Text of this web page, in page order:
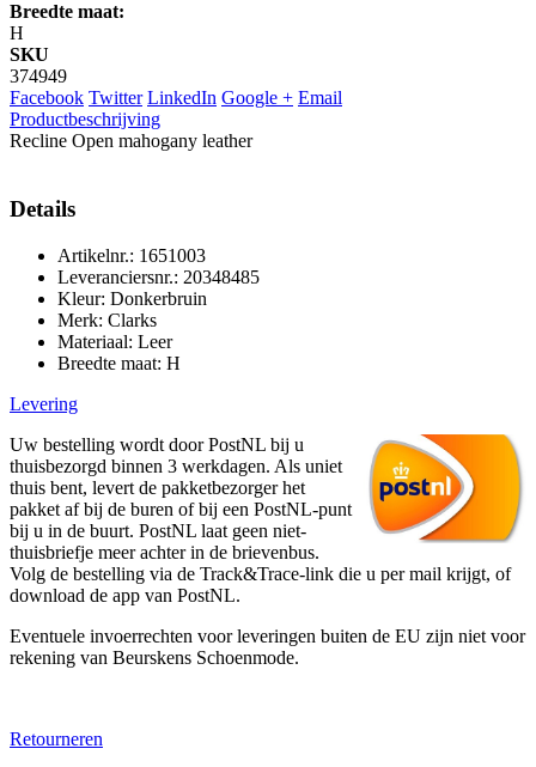
Breedte maat:
H
SKU
374949
Facebook Twitter LinkedIn Google + Email
Productbeschrijving
Recline Open mahogany leather
Details
Artikelnr.: 1651003
Leveranciersnr.: 20348485
Kleur: Donkerbruin
Merk: Clarks
Materiaal: Leer
Breedte maat: H
Levering
Uw bestelling wordt door PostNL bij u
thuisbezorgd binnen 3 werkdagen. Als uniet
thuis bent, levert de pakketbezorger het
pakket af bij de buren of bij een PostNL-punt
bij u in de buurt. PostNL laat geen niet-
thuisbriefje meer achter in de brievenbus.
Volg de bestelling via de Track&Trace-link die u per mail krijgt, of
download de app van PostNL.
Eventuele invoerrechten voor leveringen buiten de EU zijn niet voor
rekening van Beurskens Schoenmode.
Retourneren